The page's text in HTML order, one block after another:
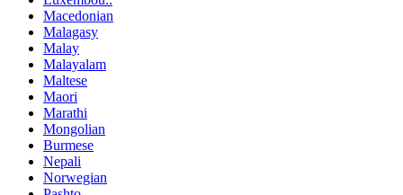
Macedonian
Malagasy
Malay
Malayalam
Maltese
Maori
Marathi
Mongolian
Burmese
Nepali
Norwegian